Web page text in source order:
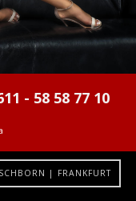
| FRANKFURT